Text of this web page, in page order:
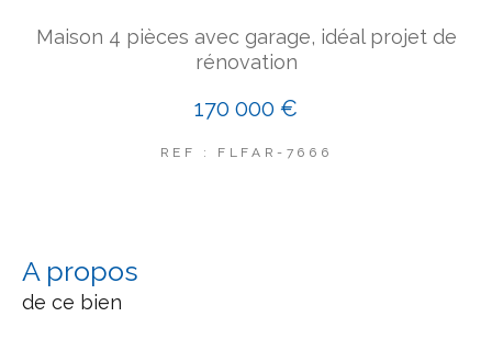
Maison 4 pièces avec garage, idéal projet de
rénovation
170 000 €
REF : FLFAR-7666
a propos
de ce bien